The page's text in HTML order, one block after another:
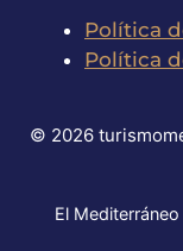
Política
Política
© 2026
El